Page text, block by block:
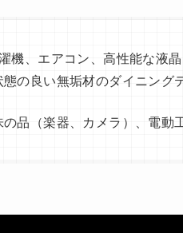
、エアコン、高性能な液晶
の良い無垢材のダイニング
品（楽器、カメラ）、電動